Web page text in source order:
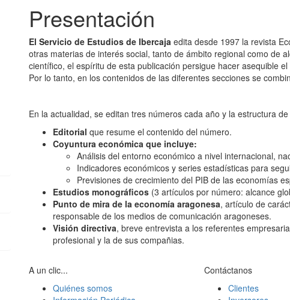
Presentación
El Servicio de Estudios de Ibercajaedita desde 1997 la revista
otras materias de interés social, tanto de ámbito regional como de
científico, el espíritu de esta publicación persigue hacer asequible
Por lo tanto, en los contenidos de las diferentes secciones se
En la actualidad, se editan tres números cada año y la estructura
Editorial que resume el contenido del número.
Coyuntura económica que incluye:
Análisis del entorno económico a nivel internacional,
Indicadores económicos y series estadísticas para
Previsiones de crecimiento del PIB de las economías
Estudios monográficos(3 artículos por número: alcance
Punto de mira de la economía aragonesa, artículo de
responsable de los medios de comunicación aragoneses.
Visión directiva, breve entrevista a los referentes
profesional y la de sus compañias.
A un clic...
Quiénes somos
Contáctanos
Clientes